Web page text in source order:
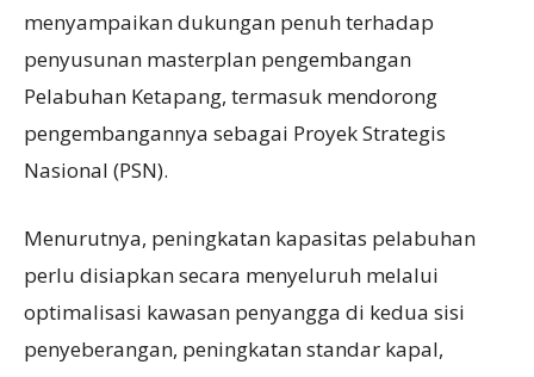
menyampaikan dukungan penuh terhadap
penyusunan masterplan pengembangan
Pelabuhan Ketapang, termasuk mendorong
pengembangannya sebagai Proyek Strategis
Nasional (PSN).
Menurutnya, peningkatan kapasitas pelabuhan
perlu disiapkan secara menyeluruh melalui
optimalisasi kawasan penyangga di kedua sisi
penyeberangan, peningkatan standar kapal,